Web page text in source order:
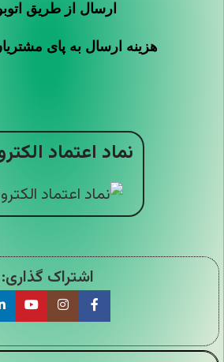
ارسال از طریق
هزینه ارسال به پای
نماد اعتماد
اشتراک گذاری: